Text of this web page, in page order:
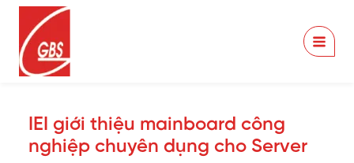
Nhảy
dung
IEI giới thiệu mainboard công
nghiệp chuyên dụng cho Server